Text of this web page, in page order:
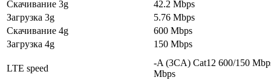
Скачивание 3g
42.2 Mbps
Загрузка 3g
5.76 Mbps
Скачивание 4g
600 Mbps
Загрузка 4g
150 Mbps
LTE speed
-A (3CA) Cat12 600/150
Mbps